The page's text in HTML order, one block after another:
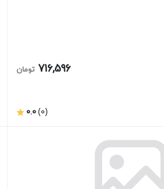
716,596 تومان
0.0(0)